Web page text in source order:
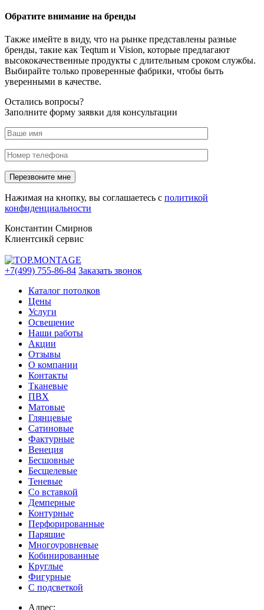
Обратите внимание на бренды
Также имейте в виду, что на рынке представлены разные
бренды, такие как Teqtum и Vision, которые предлагают
высококачественные продукты с длительным сроком службы.
Выбирайте только проверенные фабрики, чтобы быть
уверенными в качестве.
Остались вопросы?
Заполните форму заявки для консультации
Нажимая на кнопку, вы соглашаетесь с политикой
конфиденциальности
Константин Смирнов
Клиентсикй сервис
+7(499) 755-86-84 Заказать звонок
Каталог потолков
Цены
Услуги
Освещение
Наши работы
Акции
Отзывы
О компании
Контакты
Тканевые
ПВХ
Матовые
Глянцевые
Сатиновые
Фактурные
Венеция
Бесшовные
Бесщелевые
Теневые
Со вставкой
Демперные
Контурные
Перфорированные
Парящие
Многоуровневые
Кобинированные
Круглые
Фигурные
С подсветкой
Адрес: